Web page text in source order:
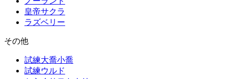
皇帝サクラ
ラズベリー
その他
試練大喬小喬
試練ウルド